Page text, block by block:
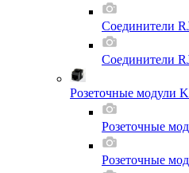
Соединители
Соединители
Розеточные модули
Розеточные
Розеточные